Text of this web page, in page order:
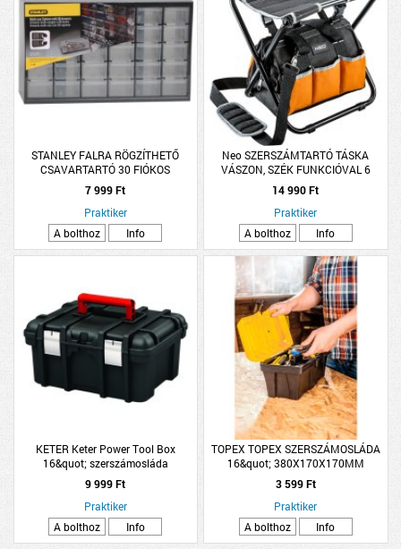
STANLEY FALRA RÖGZÍTHETŐ
CSAVARTARTÓ 30 FIÓKOS
36,5X21X15,5CM
7 999 Ft
Praktiker
A bolthoz
Info
Neo SZERSZÁMTARTÓ TÁSKA
VÁSZON, SZÉK FUNKCIÓVAL 6
ZSEBBEL, NEO
14 990 Ft
Praktiker
A bolthoz
Info
KETER Keter Power Tool Box
16&quot; szerszámosláda
41,9x32,7x20,5cm
9 999 Ft
Praktiker
A bolthoz
Info
TOPEX TOPEX SZERSZÁMOSLÁDA
16&quot; 380X170X170MM
3 599 Ft
Praktiker
A bolthoz
Info